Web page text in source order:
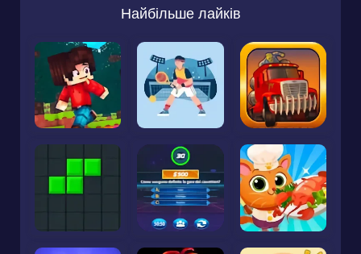
Найбільше лайків